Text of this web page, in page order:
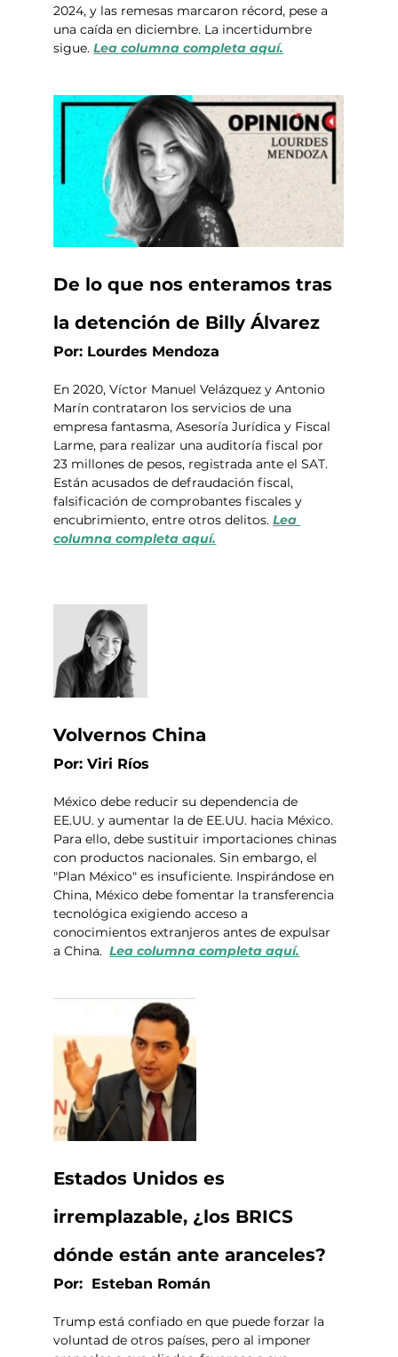
2024, y las remesas marcaron récord, pese a
una caída en diciembre. La incertidumbre
sigue. Lea columna completa aquí.
De lo que nos enteramos tras
la detención de Billy Álvarez
Por: Lourdes Mendoza
En 2020, Víctor Manuel Velázquez y Antonio
Marín contrataron los servicios de una
empresa fantasma, Asesoría Jurídica y Fiscal
Larme, para realizar una auditoría fiscal por
23 millones de pesos, registrada ante el SAT.
Están acusados de defraudación fiscal,
falsificación de comprobantes fiscales y
encubrimiento, entre otros delitos. Lea
columna completa aquí.
Volvernos China
Por: Viri Ríos
México debe reducir su dependencia de
EE.UU. y aumentar la de EE.UU. hacia México.
Para ello, debe sustituir importaciones chinas
con productos nacionales. Sin embargo, el
"Plan México" es insuficiente. Inspirándose en
China, México debe fomentar la transferencia
tecnológica exigiendo acceso a
conocimientos extranjeros antes de expulsar
a China. Lea columna completa aquí.
Estados Unidos es
irremplazable, ¿los BRICS
dónde están ante aranceles?
Por:  Esteban Román
Trump está confiado en que puede forzar la
voluntad de otros países, pero al imponer